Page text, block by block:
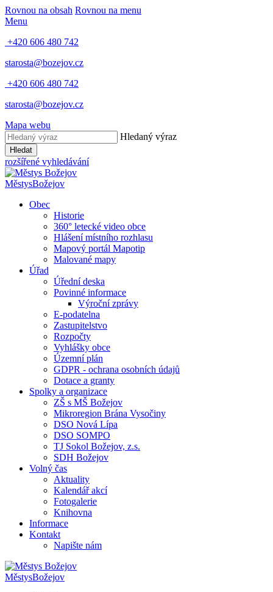
Rovnou na obsah Rovnou na menu
Menu
+420 606 480 742
starosta@bozejov.cz
+420 606 480 742
starosta@bozejov.cz
Mapa webu
Hledaný výraz
Hledat
rozšířené vyhledávání
MěstysBožejov
Obec
Historie
360° letecké video obce
Hlášení místního rozhlasu
Mapový portál Mapotip
Malované mapy
Úřad
Úřední deska
Povinné informace
Výroční zprávy
E-podatelna
Zastupitelstvo
Rozpočty
Vyhlášky obce
Územní plán
GDPR - ochrana osobních údajů
Dotace a granty
Spolky a organizace
ZŠ s MŠ Božejov
Mikroregion Brána Vysočiny
DSO Nová Lípa
DSO SOMPO
TJ Sokol Božejov, z.s.
SDH Božejov
Volný čas
Aktuality
Kalendář akcí
Fotogalerie
Knihovna
Informace
Kontakt
Napište nám
MěstysBožejov